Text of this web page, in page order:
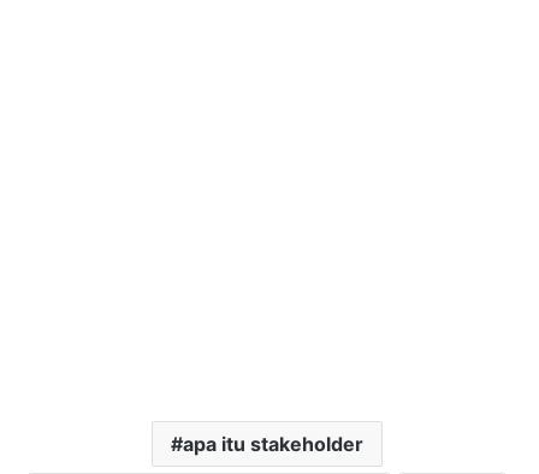
apa itu stakeholder